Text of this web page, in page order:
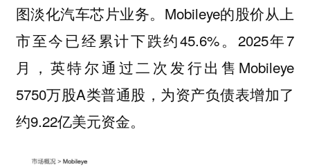
图淡化汽车芯片业务。Mobileye的股价从上
市至今已经累计下跌约45.6%。2025年7
月，英特尔通过二次发行出售Mobileye
5750万股A类普通股，为资产负债表增加了
约9.22亿美元资金。